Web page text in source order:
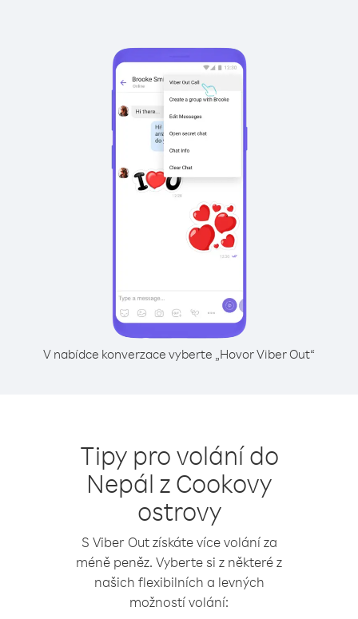
V nabídce konverzace vyberte „Hovor Viber Out“
Tipy pro volání do
Nepál z Cookovy
ostrovy
S Viber Out získáte více volání za
méně peněz. Vyberte si z některé z
našich flexibilních a levných
možností volání: